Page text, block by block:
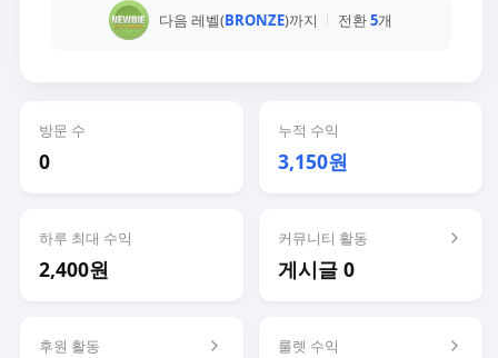
다음 레벨(BRONZE)까지 전환5개
방문 수
0
누적 수익
3,150원
하루 최대 수익
2,400원
커뮤니티 활동
게시글 0
후원 활동 룰렛 수익